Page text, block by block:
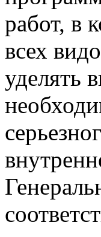
работ, в
всех
уделять